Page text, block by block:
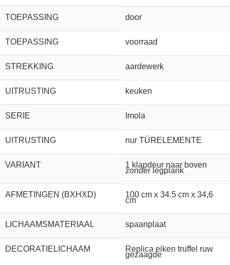
TOEPASSING door
TOEPASSING voorraad
STREKKING aardewerk
UITRUSTING keuken
SERIE Imola
UITRUSTING nur TÜRELEMENTE
VARIANT 1 klapdeur naar boven
zonder legplank
AFMETINGEN (BXHXD) 100 cm x 34.5 cm x 34,6
cm
LICHAAMSMATERIAAL spaanplaat
DECORATIELICHAAM Replica eiken truffel ruw
gezaagde